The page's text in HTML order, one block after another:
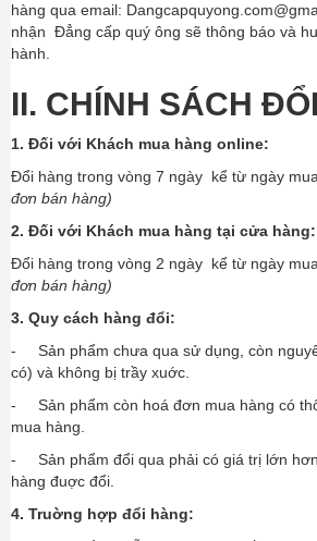
hàng qua email:
nhận Đẳng cấp quý ông sẽ thông báo và
hành.
II. CHÍNH SÁCH
1. Đối với Khách mua hàng online:
Đổi hàng trong vòng 7 ngày kể từ ngày
đơn bán hàng)
2. Đối với Khách mua hàng tại cửa hàng:
Đổi hàng trong vòng 2 ngày kể từ ngày
đơn bán hàng)
3. Quy cách hàng đổi:
- Sản phẩm chưa qua sử dụng, còn
có) và không bị trầy xuớc.
- Sản phẩm còn hoá đơn mua hàng có
mua hàng.
- Sản phẩm đổi qua phải có giá trị lớn
hàng đuợc đổi.
4. Truờng hợp đổi hàng: